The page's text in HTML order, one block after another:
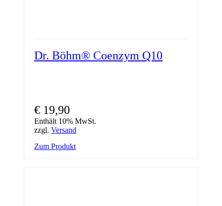
Dr. Böhm® Coenzym Q10
€ 19,90
Enthält 10% MwSt.
zzgl. Versand
Zum Produkt